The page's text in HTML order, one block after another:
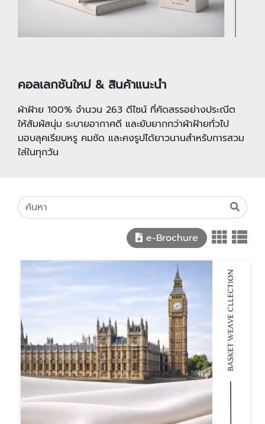
คอลเลกชันใหม่ & สินค้าแนะนำ
ผ้าฝ้าย 100% จำนวน 263 ดีไซน์ ที่คัดสรรอย่างประณีต
ให้สัมผัสนุ่ม ระบายอากาศดี และยับยากกว่าผ้าฝ้ายทั่วไป
มอบลุคเรียบหรู คมชัด และคงรูปได้ยาวนานสำหรับการสวม
ใส่ในทุกวัน
e-Brochure